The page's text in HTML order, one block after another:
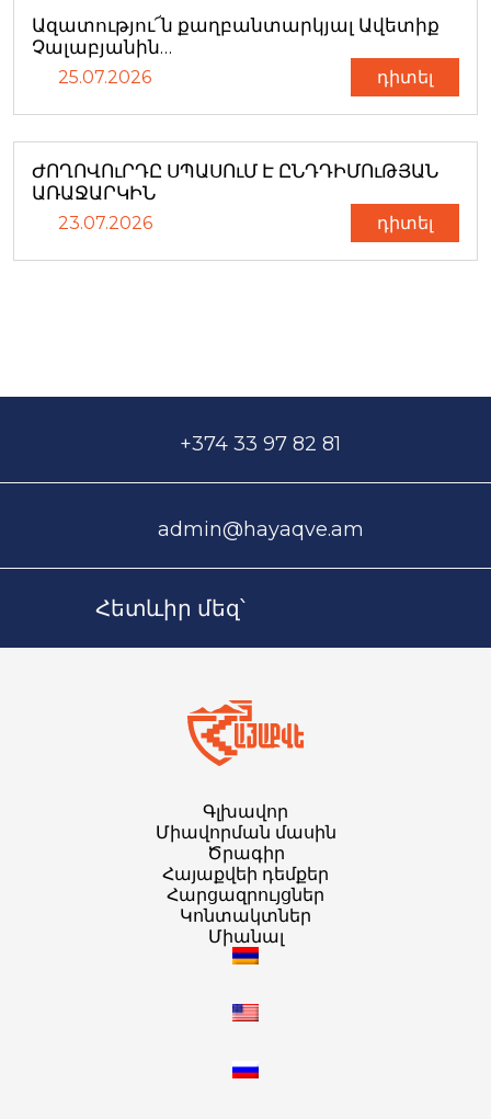
Ազատությու՜ն քաղբանտարկյալ Ավետիք
Չալաբյանին…
25.07.2026 դիտել
ԺՈՂՈՎՈւՐԴԸ ՍՊԱՍՈւՄ Է ԸՆԴԴԻՄՈւԹՅԱՆ
ԱՌԱՋԱՐԿԻՆ
23.07.2026 դիտել
+374 33 97 82 81
admin@hayaqve.am
Հետևիր մեզ՝
Գլխավոր
Միավորման մասին
Ծրագիր
Հայաքվեի դեմքեր
Հարցազրույցներ
Կոնտակտներ
Միանալ